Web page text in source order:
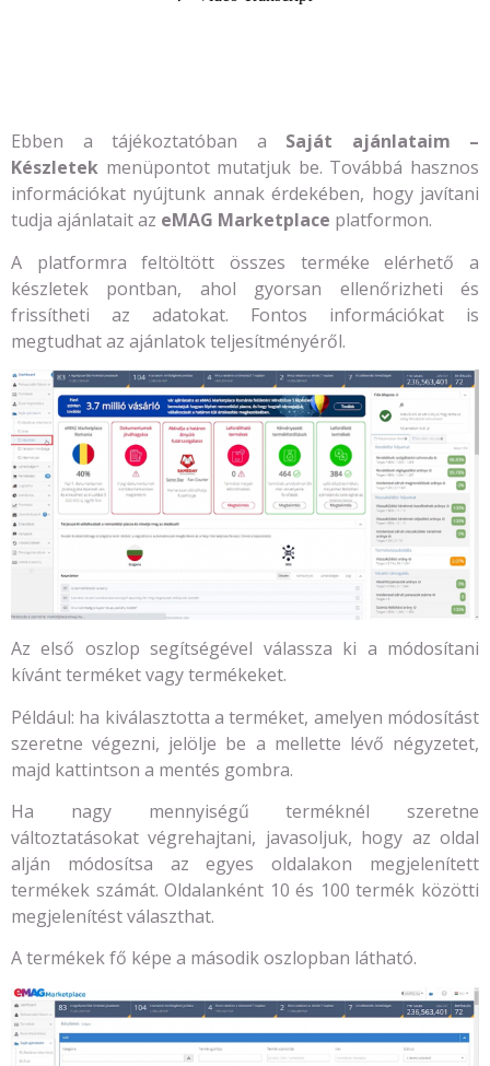
Ebben a tájékoztatóban a Saját ajánlataim –
Készletek menüpontot mutatjuk be. Továbbá hasznos
információkat nyújtunk annak érdekében, hogy javítani
tudja ajánlatait az eMAG Marketplace platformon.
A platformra feltöltött összes terméke elérhető a
készletek pontban, ahol gyorsan ellenőrizheti és
frissítheti az adatokat. Fontos információkat is
megtudhat az ajánlatok teljesítményéről.
Az első oszlop segítségével válassza ki a módosítani
kívánt terméket vagy termékeket.
Például: ha kiválasztotta a terméket, amelyen módosítást
szeretne végezni, jelölje be a mellette lévő négyzetet,
majd kattintson a mentés gombra.
Ha nagy mennyiségű terméknél szeretne
változtatásokat végrehajtani, javasoljuk, hogy az oldal
alján módosítsa az egyes oldalakon megjelenített
termékek számát. Oldalanként 10 és 100 termék közötti
megjelenítést választhat.
A termékek fő képe a második oszlopban látható.